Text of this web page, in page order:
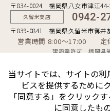
〒834-0024 福岡県八女市津江44-
久留米支店 0942-
〒839-0841 福岡県久留米市御井
営業時間 8:00〜17:00 定
建設業許可 福岡県
宅地建物取引業者